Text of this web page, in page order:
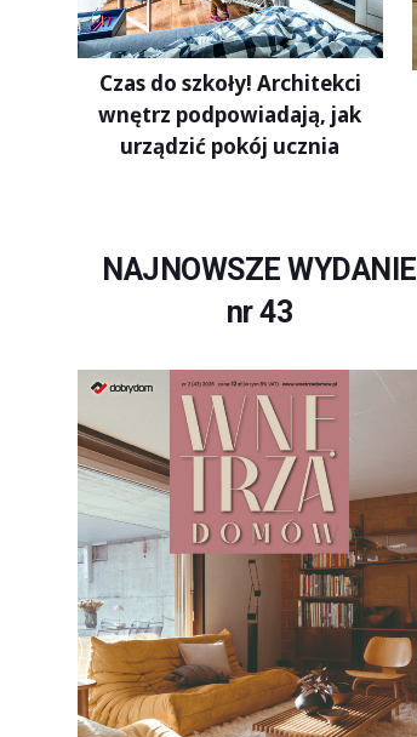
Czas do szkoły! Architekci
wnętrz podpowiadają, jak
urządzić pokój ucznia
NAJNOWSZE WYDANIE
nr 43